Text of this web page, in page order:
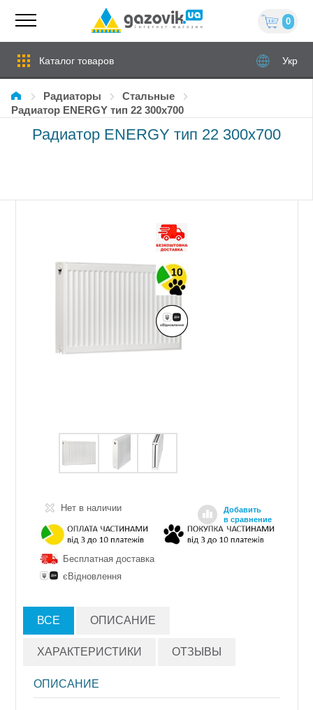
0
Каталог товаров Укр
Радиаторы
стальные
Радиатор ENERGY тип 22 300x700
Радиатор ENERGY тип 22 300x700
Добавить
в сравнение
Нет в наличии
Бесплатная доставка
єВідновлення
ВСЕ ОПИСАНИЕ
ХАРАКТЕРИСТИКИ ОТЗЫВЫ
ОПИСАНИЕ